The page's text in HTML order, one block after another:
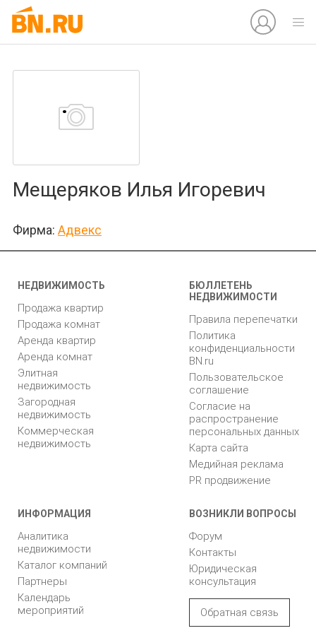
Мещеряков Илья Игоревич
Фирма: Адвекс
НЕДВИЖИМОСТЬ
Продажа квартир
Продажа комнат
Аренда квартир
Аренда комнат
Элитная
недвижимость
Загородная
недвижимость
Коммерческая
недвижимость
БЮЛЛЕТЕНЬ
НЕДВИЖИМОСТИ
Правила перепечатки
Политика
конфиденциальности
BN.ru
Пользовательское
соглашение
Согласие на
распространение
персональных данных
Карта сайта
Медийная реклама
PR продвижение
ИНФОРМАЦИЯ
Аналитика
недвижимости
Каталог компаний
Партнеры
Календарь
мероприятий
ВОЗНИКЛИ ВОПРОСЫ
Форум
Контакты
Юридическая
консультация
Обратная связь